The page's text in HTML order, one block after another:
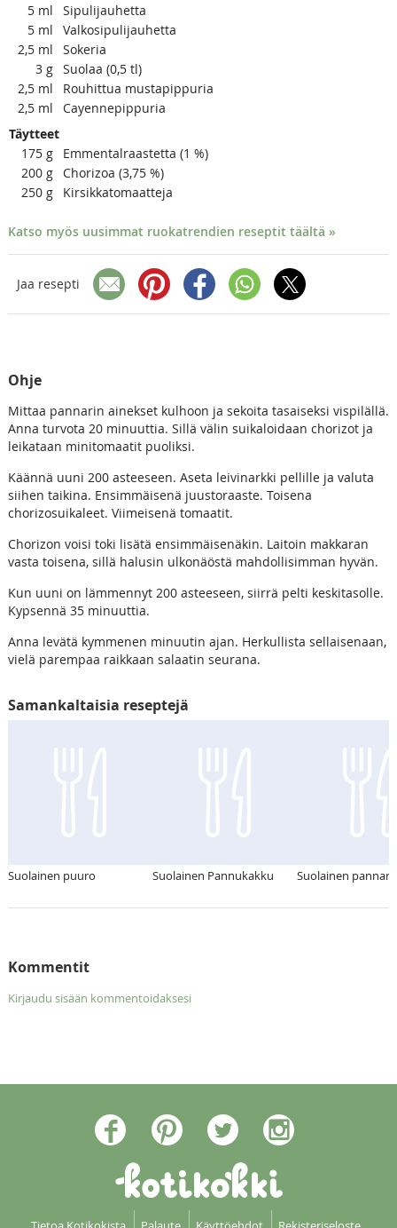
5 ml
Sipulijauhetta
5 ml
Valkosipulijauhetta
2,5 ml
Sokeria
3 g Suolaa (0,5 tl)
2,5 ml
Rouhittua mustapippuria
2,5 ml
Cayennepippuria
Täytteet
175 g
Emmentalraastetta (1 %)
200 g Chorizoa (3,75 %)
250 g Kirsikkatomaatteja
Katso myös uusimmat ruokatrendien reseptit täältä »
Jaa resepti
Ohje
Mittaa pannarin ainekset kulhoon ja sekoita tasaiseksi vispilällä.
Anna turvota 20 minuuttia. Sillä välin suikaloidaan chorizot ja
leikataan minitomaatit puoliksi.
Käännä uuni 200 asteeseen. Aseta leivinarkki pellille ja valuta
siihen taikina. Ensimmäisenä juustoraaste. Toisena
chorizosuikaleet. Viimeisenä tomaatit.
Chorizon voisi toki lisätä ensimmäisenäkin. Laitoin makkaran
vasta toisena, sillä halusin ulkonäöstä mahdollisimman hyvän.
Kun uuni on lämmennyt 200 asteeseen, siirrä pelti keskitasolle.
Kypsennä 35 minuuttia.
Anna levätä kymmenen minuutin ajan. Herkullista sellaisenaan,
vielä parempaa raikkaan salaatin seurana.
Samankaltaisia reseptejä
Suolainen puuro Suolainen Pannukakku Suolainen pannari
Kommentit
Kirjaudu sisään kommentoidaksesi